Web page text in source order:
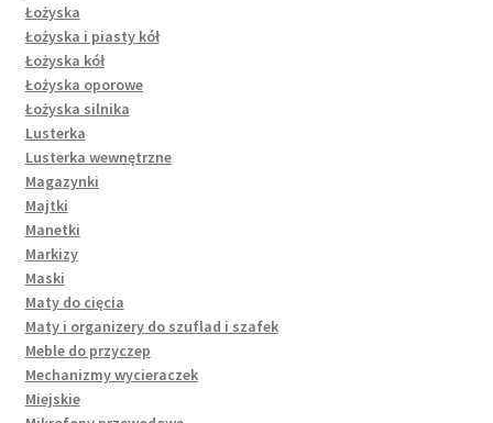
Łożyska
Łożyska i piasty kół
Łożyska kół
Łożyska oporowe
Łożyska silnika
Lusterka
Lusterka wewnętrzne
Magazynki
Majtki
Manetki
Markizy
Maski
Maty do cięcia
Maty i organizery do szuflad i szafek
Meble do przyczep
Mechanizmy wycieraczek
Miejskie